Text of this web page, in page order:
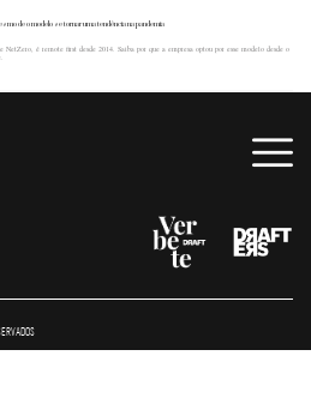
de o modelo se tornar uma tendência na pandemia
é remote first desde 2014. Saiba por que a empresa optou por esse modelo desde o